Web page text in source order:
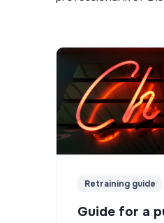
Retraining guide
Guide for a